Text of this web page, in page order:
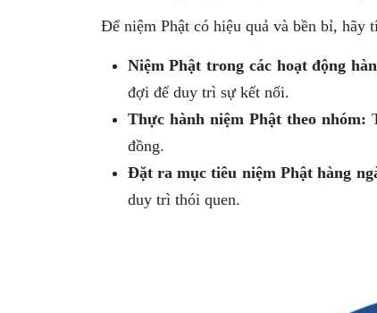
Để niệm Phật có hiệu quả và bền bỉ, hãy
Niệm Phật trong các hoạt động
đợi để duy trì sự kết nối.
Thực hành niệm Phật theo nhóm:
đồng.
Đặt ra mục tiêu niệm Phật hàng
duy trì thói quen.